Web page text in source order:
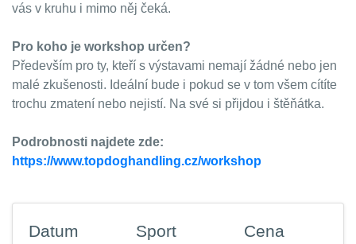
vás v kruhu i mimo něj čeká.
Pro koho je workshop určen?
Především pro ty, kteří s výstavami nemají žádné nebo jen
malé zkušenosti. Ideální bude i pokud se v tom všem cítíte
trochu zmatení nebo nejistí. Na své si přijdou i štěňátka.
Podrobnosti najdete zde:
https://www.topdoghandling.cz/workshop
Datum Sport Cena